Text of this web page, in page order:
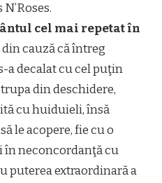
cel mai repetat în
din cauză că întreg
decalat cu cel puţin
din deschidere,
cu huiduieli, însă
le acopere, fie cu o
în neconcordanţă cu
puterea extraordinară a